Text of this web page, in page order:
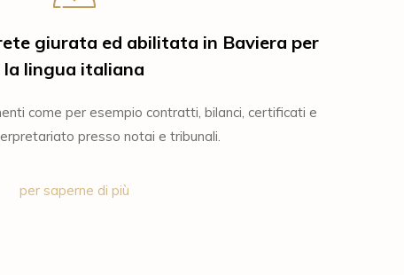
giurata ed abilitata in Baviera per
la lingua italiana
come per esempio contratti, bilanci, certificati e
presso notai e tribunali.
per saperne di più